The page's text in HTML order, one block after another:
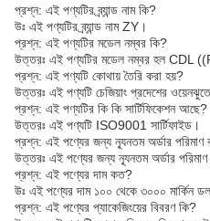
প্রশ্ন: এই পণ্যটির ব্র্যান্ড নাম কি?
উঃ এই পণ্যটির ব্র্যান্ড নাম ZY।
প্রশ্ন: এই পণ্যটির মডেল নম্বর কি?
উত্তরঃ এই পণ্যটির মডেল নম্বর হল CDL
প্রশ্ন: এই পণ্যটি কোথায় তৈরি করা হয়?
উত্তরঃ এই পণ্যটি চেজিয়াং প্রদেশের
প্রশ্ন: এই পণ্যটির কি কি সার্টিফিকেশন আছে?
উত্তরঃ এই পণ্যটি ISO9001 সার্টিফাইড।
প্রশ্ন: এই পণ্যের জন্য ন্যূনতম অর্ডার
উত্তরঃ এই পণ্যের জন্য ন্যূনতম অর্ডার পরিমাণ
প্রশ্ন: এই পণ্যের দাম কত?
উঃ এই পণ্যের দাম ১০০ থেকে ৩০০০ মার্কিন
প্রশ্ন: এই পণ্যের প্যাকেজিংয়ের বিবরণ কি?